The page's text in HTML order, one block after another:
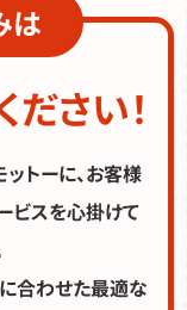
は
さい！
トーに、お客様
ビスを心掛けて
合わせた最適な